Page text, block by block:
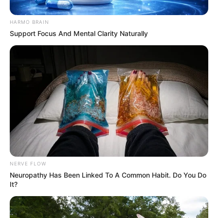
Suministrada
Clínica Nuestra Ibagué
Marzo 17, 2021
HARMO BRAIN
Support Focus And Mental Clarity Naturally
NERVE FLOW
Neuropathy Has Been Linked To A Common Habit. Do You Do
It?